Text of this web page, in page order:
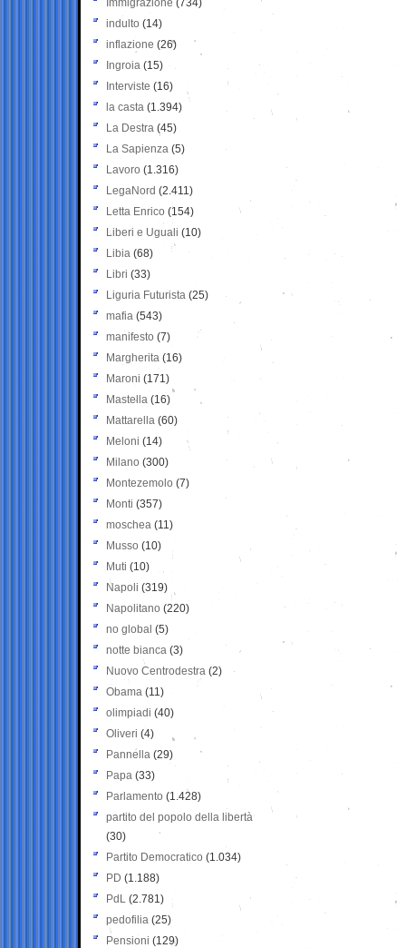
Immigrazione (734)
indulto (14)
inflazione (26)
Ingroia (15)
Interviste (16)
la casta (1.394)
La Destra (45)
La Sapienza (5)
Lavoro (1.316)
LegaNord (2.411)
Letta Enrico (154)
Liberi e Uguali (10)
Libia (68)
Libri (33)
Liguria Futurista (25)
mafia (543)
manifesto (7)
Margherita (16)
Maroni (171)
Mastella (16)
Mattarella (60)
Meloni (14)
Milano (300)
Montezemolo (7)
Monti (357)
moschea (11)
Musso (10)
Muti (10)
Napoli (319)
Napolitano (220)
no global (5)
notte bianca (3)
Nuovo Centrodestra (2)
Obama (11)
olimpiadi (40)
Oliveri (4)
Pannella (29)
Papa (33)
Parlamento (1.428)
partito del popolo della libertà
(30)
Partito Democratico (1.034)
PD (1.188)
PdL (2.781)
pedofilia (25)
Pensioni (129)